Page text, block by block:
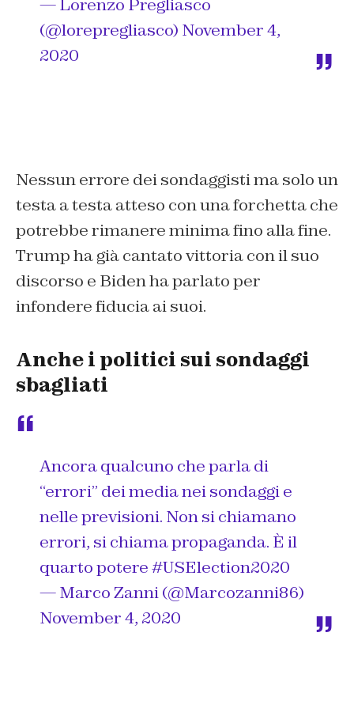
— Lorenzo Pregliasco
(@lorepregliasco) November 4,
2020
Nessun errore dei sondaggisti ma solo un
testa a testa atteso con una forchetta che
potrebbe rimanere minima fino alla fine.
Trump ha già cantato vittoria con il suo
discorso e Biden ha parlato per
infondere fiducia ai suoi.
Anche i politici sui sondaggi
sbagliati
Ancora qualcuno che parla di
“errori” dei media nei sondaggi e
nelle previsioni. Non si chiamano
errori, si chiama propaganda. È il
quarto potere#USElection2020
— Marco Zanni (@Marcozanni86)
November 4, 2020